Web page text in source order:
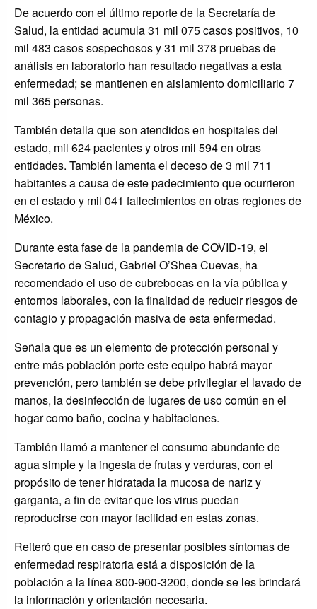
De acuerdo con el último reporte de la Secretaría de
Salud, la entidad acumula 31 mil 075 casos positivos, 10
mil 483 casos sospechosos y 31 mil 378 pruebas de
análisis en laboratorio han resultado negativas a esta
enfermedad; se mantienen en aislamiento domiciliario 7
mil 365 personas.
También detalla que son atendidos en hospitales del
estado, mil 624 pacientes y otros mil 594 en otras
entidades. También lamenta el deceso de 3 mil 711
habitantes a causa de este padecimiento que ocurrieron
en el estado y mil 041 fallecimientos en otras regiones de
México.
Durante esta fase de la pandemia de COVID-19, el
Secretario de Salud, Gabriel O’Shea Cuevas, ha
recomendado el uso de cubrebocas en la vía pública y
entornos laborales, con la finalidad de reducir riesgos de
contagio y propagación masiva de esta enfermedad.
Señala que es un elemento de protección personal y
entre más población porte este equipo habrá mayor
prevención, pero también se debe privilegiar el lavado de
manos, la desinfección de lugares de uso común en el
hogar como baño, cocina y habitaciones.
También llamó a mantener el consumo abundante de
agua simple y la ingesta de frutas y verduras, con el
propósito de tener hidratada la mucosa de nariz y
garganta, a fin de evitar que los virus puedan
reproducirse con mayor facilidad en estas zonas.
Reiteró que en caso de presentar posibles síntomas de
enfermedad respiratoria está a disposición de la
población a la línea 800-900-3200, donde se les brindará
la información y orientación necesaria.